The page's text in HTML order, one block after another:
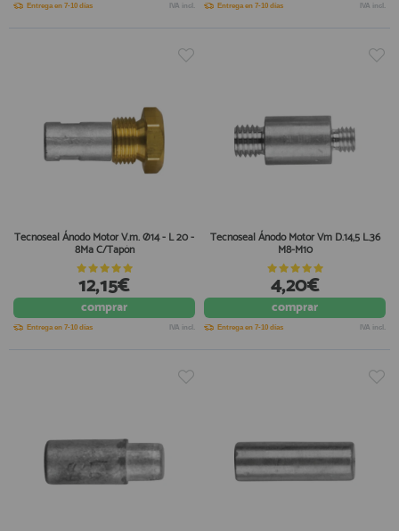
Entrega en 7-10 días IVA incl. Entrega en 7-10 días IVA incl.
Tecnoseal Ánodo Motor V.m. Ø14 - L 20 -
8Ma C/Tapón
12,15€
comprar
Entrega en 7-10 días IVA incl.
Tecnoseal Ánodo Motor Vm D.14,5 L.36
M8-M10
4,20€
comprar
Entrega en 7-10 días IVA incl.